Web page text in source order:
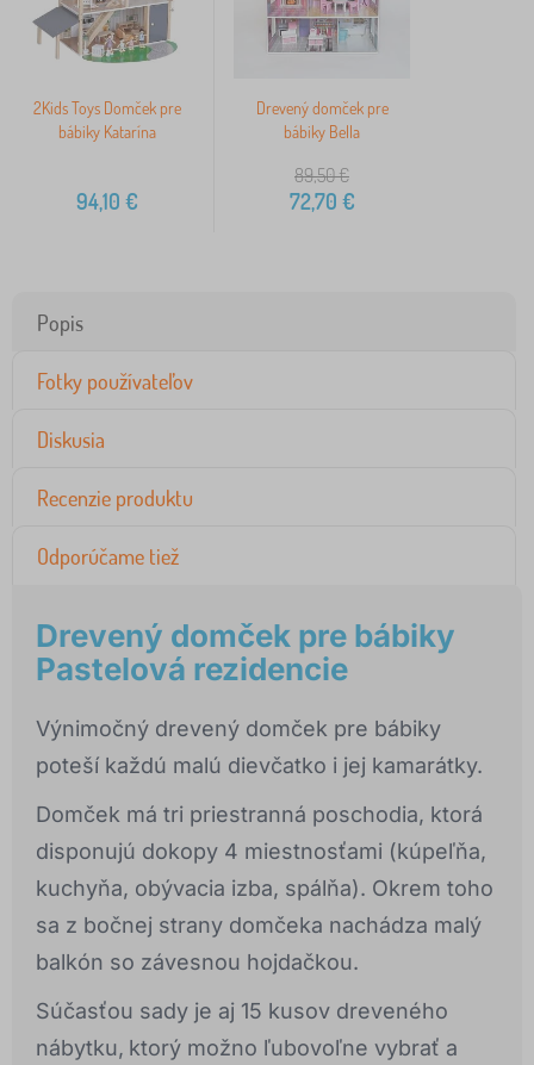
2Kids Toys Domček pre
bábiky Katarína
94,10 €
Drevený domček pre
bábiky Bella
89,50€
72,70 €
Popis
Fotky používateľov
Diskusia
Recenzie produktu
Odporúčame tiež
Drevený domček pre bábiky
Pastelová rezidencie
Výnimočný drevený domček pre bábiky
poteší každú malú dievčatko i jej kamarátky.
Domček má tri priestranná poschodia, ktorá
disponujú dokopy 4 miestnosťami (kúpeľňa,
kuchyňa, obývacia izba, spálňa). Okrem toho
sa z bočnej strany domčeka nachádza malý
balkón so závesnou hojdačkou.
Súčasťou sady je aj 15 kusov dreveného
nábytku, ktorý možno ľubovoľne vybrať a